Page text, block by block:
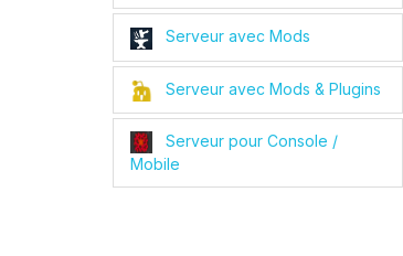
Serveur avec Mods
Serveur avec Mods & Plugins
Serveur pour Console /
Mobile